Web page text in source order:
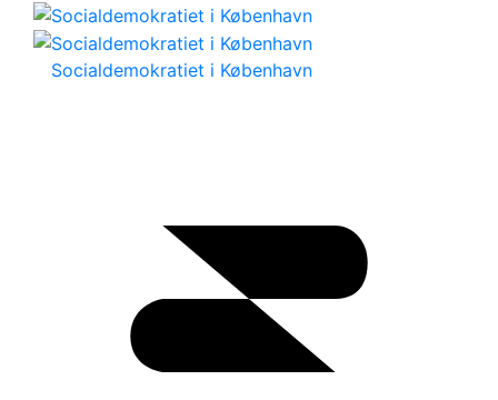
Socialdemokratiet i København